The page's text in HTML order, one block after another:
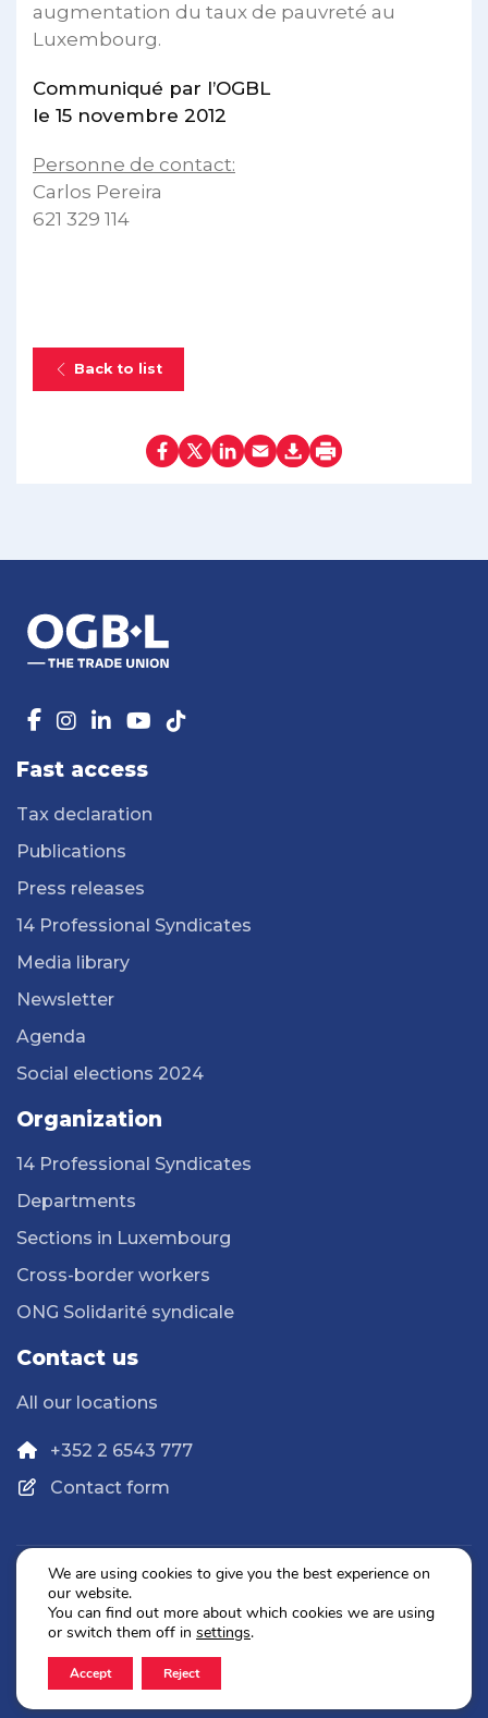
augmentation du taux de pauvreté au
Luxembourg.
Communiqué par l’OGBL
le 15 novembre 2012
Personne de contact:
Carlos Pereira
621 329 114
Back to list
Fast access
Tax declaration
Publications
Press releases
14 Professional Syndicates
Media library
Newsletter
Agenda
Social elections 2024
Organization
14 Professional Syndicates
Departments
Sections in Luxembourg
Cross-border workers
ONG Solidarité syndicale
Contact us
All our locations
+352 2 6543 777
Contact form
Legal Notice
2026 © OGBL. All rights reserved.
We are using cookies to give you the best experience on
our website.
You can find out more about which cookies we are using
or switch them off in settings.
Accept Reject